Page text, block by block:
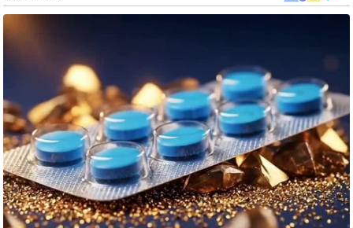
इ
फ
टे
क्नॉ
लॉ
जी
ब्यू
टी